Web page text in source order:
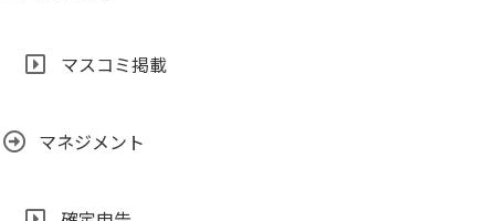
マスコミ掲載
マネジメント